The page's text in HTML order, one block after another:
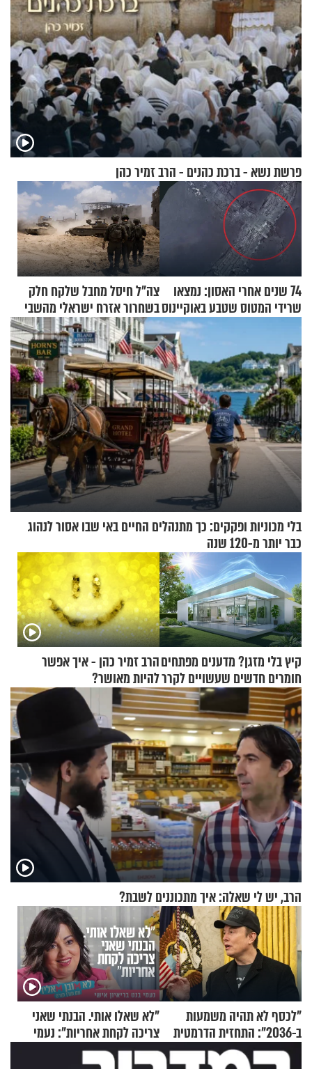
פרשת נשא - ברכת כהנים - הרב זמיר כהן
74 שנים אחרי האסון: נמצאו
שרידי המטוס שטבע באוקיינוס
עם עשרות נוסעים
צה"ל חיסל מחבל שלקח חלק
בשחרור אזרח ישראלי מהשבי
בלי מכוניות ופקקים: כך מתנהלים החיים באי שבו אסור לנהוג
כבר יותר מ-120 שנה
קיץ בלי מזגן? מדענים מפתחים
חומרים חדשים שעשויים לקרר
בתים
הרב זמיר כהן - איך אפשר
להיות מאושר?
הרב, יש לי שאלה: איך מתכוננים לשבת?
"לכסף לא תהיה משמעות
ב-2036": התחזית הדרמטית
של אילון מאסק על עתיד
"לא שאלו אותי. הבנתי שאני
צריכה לקחת אחריות": נעמי
בנט בריאיון אישי